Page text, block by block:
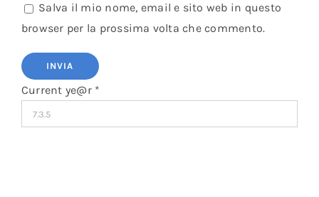
Salva il mio nome, email e sito web in questo
browser per la prossima volta che commento.
Current ye@r *